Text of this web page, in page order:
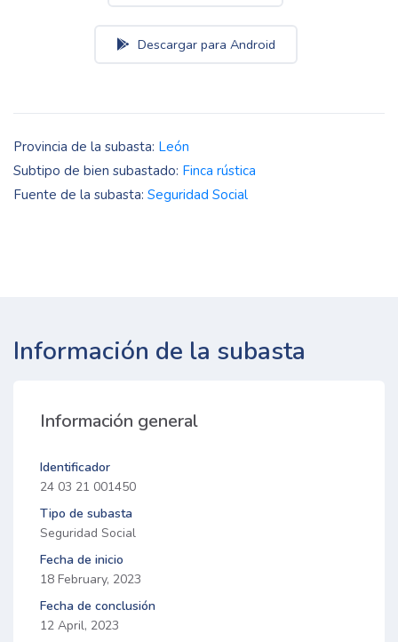
Descargar para Android
Provincia de la subasta: León
Subtipo de bien subastado: Finca rústica
Fuente de la subasta: Seguridad Social
Información de la subasta
Información general
Identificador
24 03 21 001450
Tipo de subasta
Seguridad Social
Fecha de inicio
18 February, 2023
Fecha de conclusión
12 April, 2023